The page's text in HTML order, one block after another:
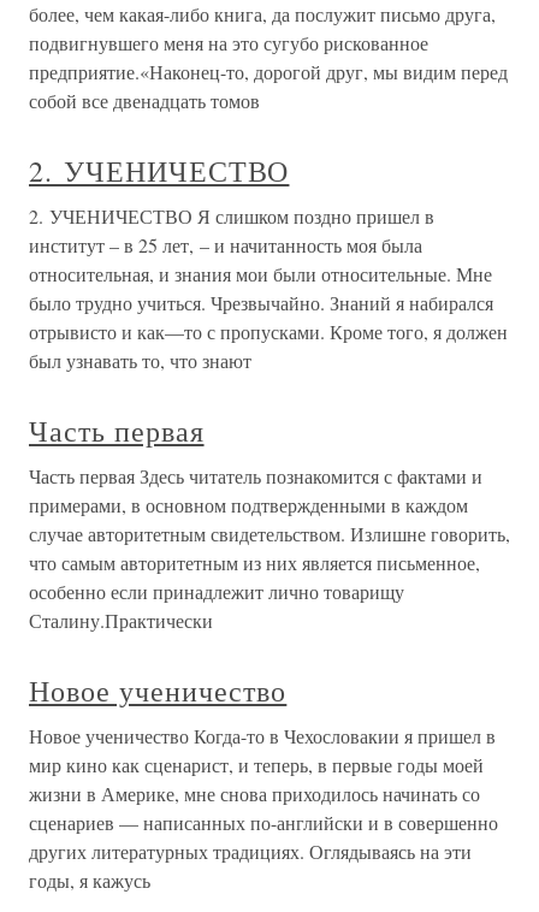
более, чем какая-либо книга, да послужит письмо друга,
подвигнувшего меня на это сугубо рискованное
предприятие.«Наконец-то, дорогой друг, мы видим перед
собой все двенадцать томов
2. УЧЕНИЧЕСТВО
2. УЧЕНИЧЕСТВО Я слишком поздно пришел в
институт – в 25 лет, – и начитанность моя была
относительная, и знания мои были относительные. Мне
было трудно учиться. Чрезвычайно. Знаний я набирался
отрывисто и как—то с пропусками. Кроме того, я должен
был узнавать то, что знают
Часть первая
Часть первая Здесь читатель познакомится с фактами и
примерами, в основном подтвержденными в каждом
случае авторитетным свидетельством. Излишне говорить,
что самым авторитетным из них является письменное,
особенно если принадлежит лично товарищу
Сталину.Практически
Новое ученичество
Новое ученичество Когда-то в Чехословакии я пришел в
мир кино как сценарист, и теперь, в первые годы моей
жизни в Америке, мне снова приходилось начинать со
сценариев — написанных по-английски и в совершенно
других литературных традициях. Оглядываясь на эти
годы, я кажусь